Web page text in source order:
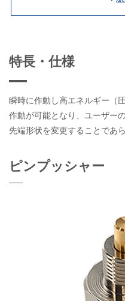
特長・仕様
瞬時に作動し高エネルギー（
作動が可能となり、ユーザー
先端形状を変更することであ
ピンプッシャー